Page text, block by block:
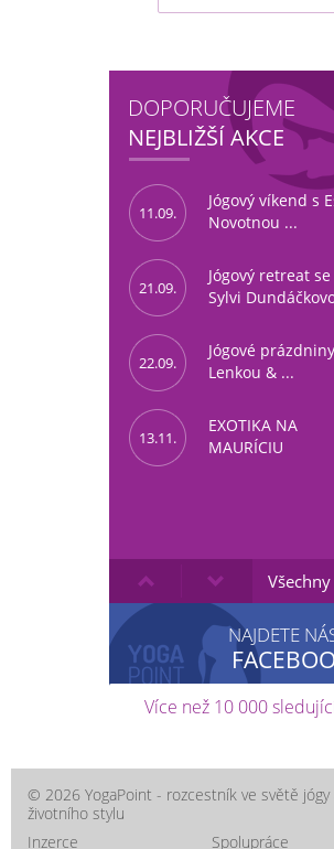
DOPORUČUJEME
NEJBLIŽŠÍ AKCE
11.09.
Jógový víkend s
Novotnou ...
21.09.
Jógový retreat se
Sylvi
22.09.
Jógové
Lenkou & ...
13.11.
EXOTIKA NA
MAURÍCIU
NAJDETE
Více než 10 000
© 2026 YogaPoint - rozcestník ve světě jógy
životního stylu
Inzerce
Spolupráce